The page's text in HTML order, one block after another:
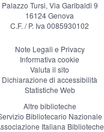
Palazzo Tursi, Via Garibaldi 9
16124 Genova
C.F. / P. Iva 0085930102
Note Legali e Privacy
Informativa cookie
Valuta il sito
Dichiarazione di accessibilità
Statistiche Web
Altre biblioteche
Bibliotecario Nazionale
Italiana Biblioteche